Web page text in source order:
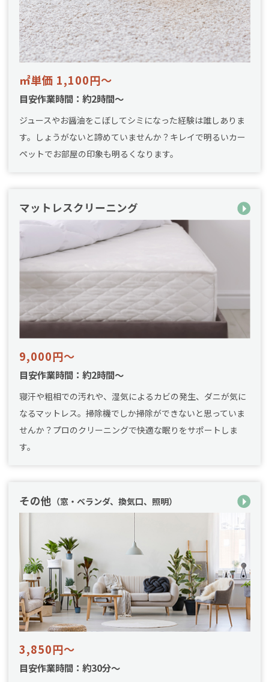
㎡単価 1,100円～
目安作業時間：約2時間～
ジュースやお醤油をこぼしてシミになった経験は誰しありま
す。しょうがないと諦めていませんか？キレイで明るいカー
ペットでお部屋の印象も明るくなります。
マットレスクリーニング
9,000円～
目安作業時間：約2時間～
寝汗や粗相での汚れや、湿気によるカビの発生、ダニが気に
なるマットレス。掃除機でしか掃除ができないと思っていま
せんか？プロのクリーニングで快適な眠りをサポートしま
す。
その他 （窓・ベランダ、換気口、照明）
3,850円～
目安作業時間：約30分～